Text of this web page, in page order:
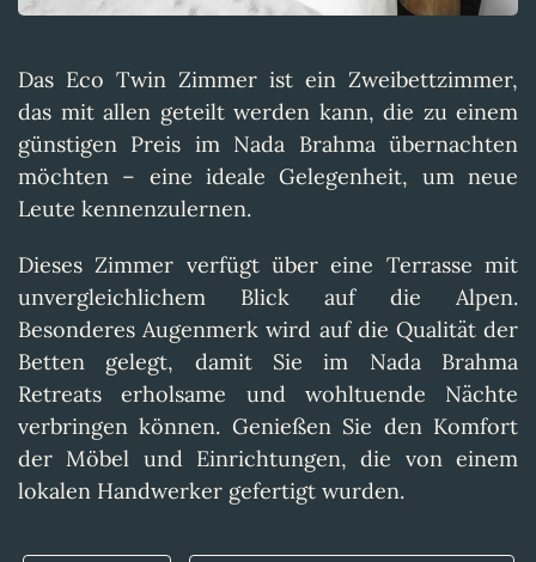
Das Eco Twin Zimmer ist ein Zweibettzimmer,
das mit allen geteilt werden kann, die zu einem
günstigen Preis im Nada Brahma übernachten
möchten – eine ideale Gelegenheit, um neue
Leute kennenzulernen.
Dieses Zimmer verfügt über eine Terrasse mit
unvergleichlichem Blick auf die Alpen.
Besonderes Augenmerk wird auf die Qualität der
Betten gelegt, damit Sie im Nada Brahma
Retreats erholsame und wohltuende Nächte
verbringen können. Genießen Sie den Komfort
der Möbel und Einrichtungen, die von einem
lokalen Handwerker gefertigt wurden.